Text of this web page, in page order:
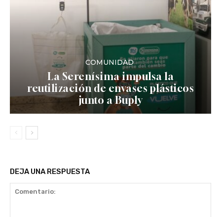
COMUNIDAD
La Serenísima impulsa la
reutilización de envases plásticos
junto a Buply
DEJA UNA RESPUESTA